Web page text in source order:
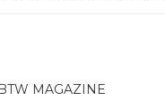
BTW MAGAZINE